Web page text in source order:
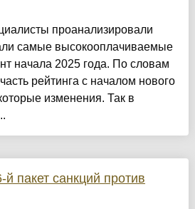
проанализировали
самые высокооплачиваемые
начала 2025 года. По словам
рейтинга с началом нового
изменения. Так в
пакет санкций против